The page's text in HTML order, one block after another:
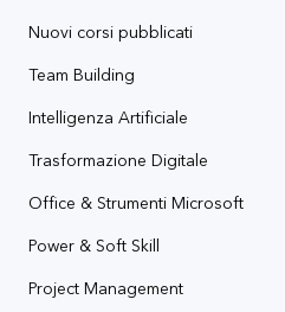
Nuovi corsi pubblicati
Team Building
Intelligenza Artificiale
Trasformazione Digitale
Office & Strumenti Microsoft
Power & Soft Skill
Project Management